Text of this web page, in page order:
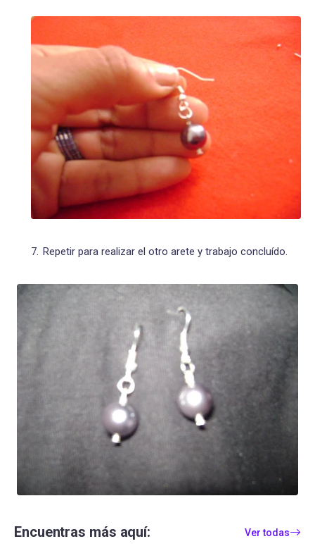
Repetir para realizar el otro arete y trabajo concluído.
Encuentras más aquí: Ver todas